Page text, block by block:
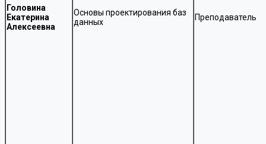
Головина
Екатерина
Алексеевна
Основы проектирования баз
данных
Преподаватель